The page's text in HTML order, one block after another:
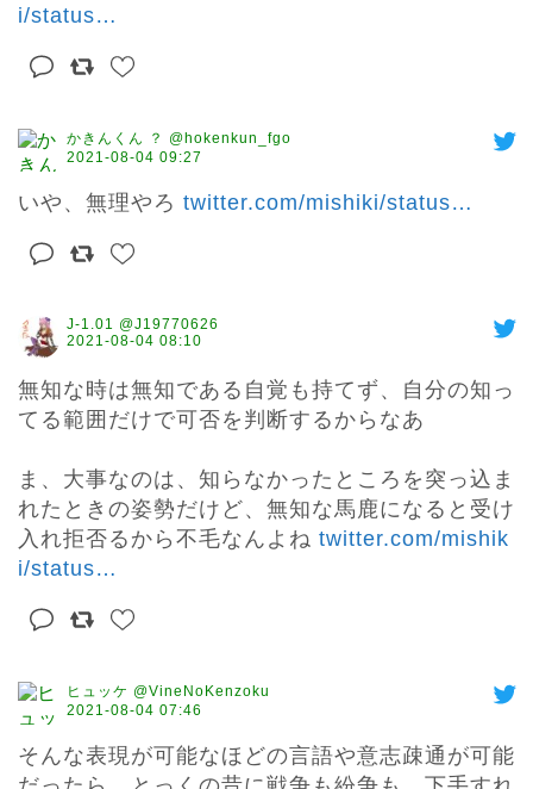
i/status…
かきんくん ？ @hokenkun_fgo
2021-08-04 09:27
いや、無理やろ twitter.com/mishiki/status…
J-1.01 @J19770626
2021-08-04 08:10
無知な時は無知である自覚も持てず、自分の知っ
てる範囲だけで可否を判断するからなあ
ま、大事なのは、知らなかったところを突っ込ま
れたときの姿勢だけど、無知な馬鹿になると受け
入れ拒否るから不毛なんよね twitter.com/mishik
i/status…
ヒュッケ @VineNoKenzoku
2021-08-04 07:46
そんな表現が可能なほどの言語や意志疎通が可能